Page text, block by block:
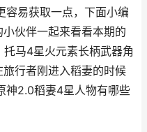
容易获取一点，下面小编
伙伴一起来看看本期的
马4星火元素长柄武器角
行者刚进入稻妻的时候
神2.0稻妻4星人物有哪些